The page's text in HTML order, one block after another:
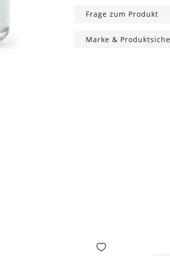
Frage zum Produkt
Marke &